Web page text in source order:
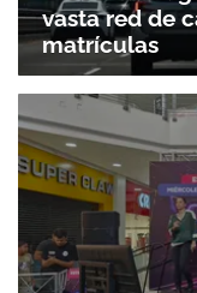
vasta red de
matrículas